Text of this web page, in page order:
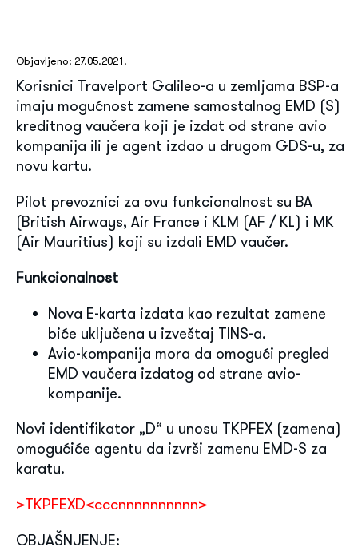
Objavljeno: 27.05.2021.
Korisnici Travelport Galileo-a u zemljama BSP-a
imaju mogućnost zamene samostalnog EMD (S)
kreditnog vaučera koji je izdat od strane avio
kompanija ili je agent izdao u drugom GDS-u, za
novu kartu.
Pilot prevoznici za ovu funkcionalnost su BA
(British Airways, Air France i KLM (AF / KL) i MK
(Air Mauritius) koji su izdali EMD vaučer.
Funkcionalnost
Nova E-karta izdata kao rezultat zamene
biće uključena u izveštaj TINS-a.
Avio-kompanija mora da omogući pregled
EMD vaučera izdatog od strane avio-
kompanije.
Novi identifikator „D“ u unosu TKPFEX (zamena)
omogućiće agentu da izvrši zamenu EMD-S za
karatu.
>TKPFEXD<cccnnnnnnnnnn>
OBJAŠNJENJE: